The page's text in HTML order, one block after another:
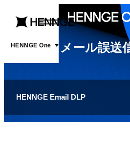
menu
open
HENNGE Onemenuメール誤送
HENNGE Email DLP